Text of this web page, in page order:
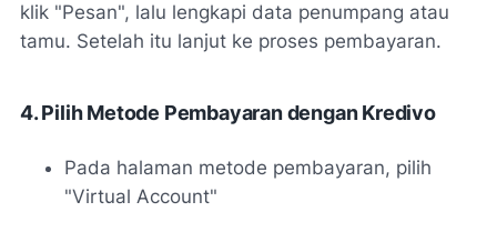
klik "Pesan", lalu lengkapi data penumpang atau
tamu. Setelah itu lanjut ke proses pembayaran.
4. Pilih Metode Pembayaran dengan Kredivo
Pada halaman metode pembayaran, pilih
"Virtual Account"